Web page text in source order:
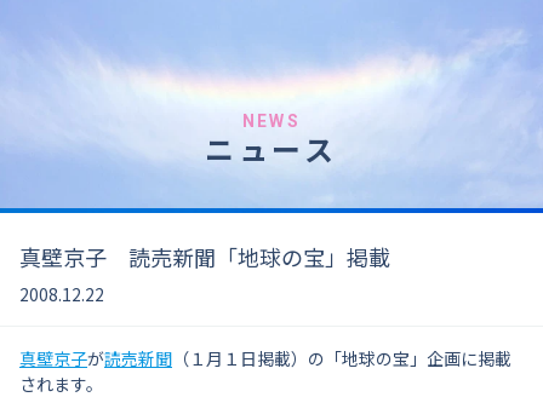
NEWS
ニュース
真壁京子 読売新聞「地球の宝」掲載
2008.12.22
真壁京子が読売新聞 （１月１日掲載）の「地球の宝」企画に掲載
されます。